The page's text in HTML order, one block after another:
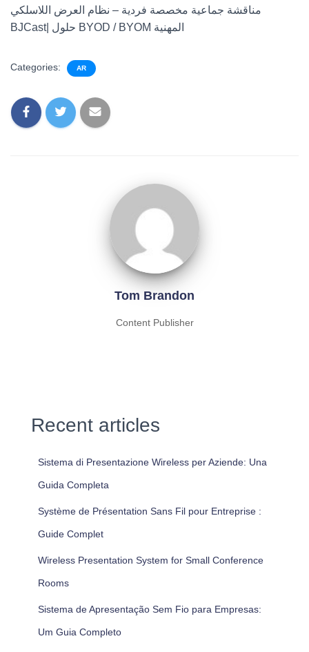
مناقشة جماعية مخصصة فردية – نظام العرض اللاسلكي
BJCast| حلول BYOD / BYOM المهنية
Categories: AR
Tom Brandon
Content Publisher
Recent articles
Sistema di Presentazione Wireless per Aziende: Una
Guida Completa
Système de Présentation Sans Fil pour Entreprise :
Guide Complet
Wireless Presentation System for Small Conference
Rooms
Sistema de Apresentação Sem Fio para Empresas:
Um Guia Completo